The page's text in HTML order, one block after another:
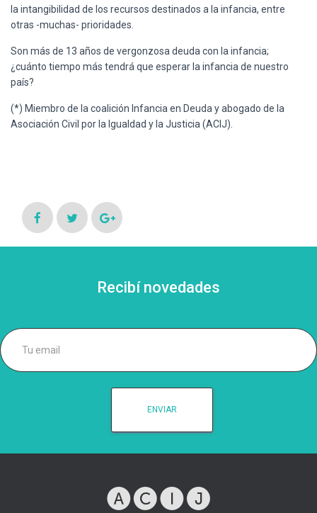
la intangibilidad de los recursos destinados a la infancia, entre
otras -muchas- prioridades.
Son más de 13 años de vergonzosa deuda con la infancia;
¿cuánto tiempo más tendrá que esperar la infancia de nuestro
país?
(*) Miembro de la coalición Infancia en Deuda y abogado de la
Asociación Civil por la Igualdad y la Justicia (ACIJ).
Recibí novedades